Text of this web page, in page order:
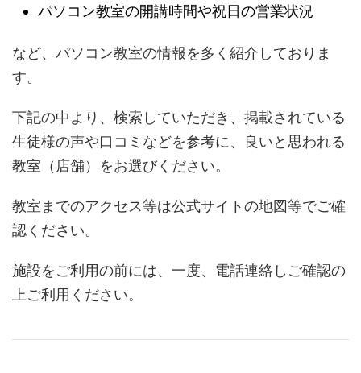
パソコン教室の開講時間や祝日の営業状況
など、パソコン教室の情報を多く紹介しておりま
す。
下記の中より、検索していただき、掲載されている
生徒様の声や口コミなどを参考に、良いと思われる
教室（店舗）をお選びください。
教室までのアクセス等は公式サイトの地図等でご確
認ください。
施設をご利用の前には、一度、電話連絡しご確認の
上ご利用ください。